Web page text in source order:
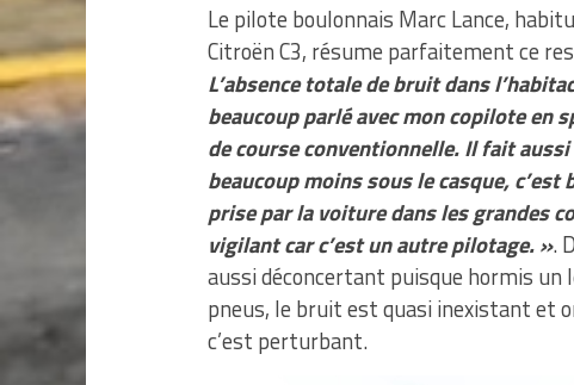
Le pilote boulonnais Marc Lance,
Citroën C3, résume parfaitement ce
L’absence totale de bruit dans
beaucoup parlé avec mon copilote en
de course conventionnelle. Il fait
beaucoup moins sous le casque,
prise par la voiture dans les grandes
vigilant car c’est un autre pilotage. ».
aussi déconcertant puisque hormis
pneus, le bruit est quasi inexistant et
c’est perturbant.